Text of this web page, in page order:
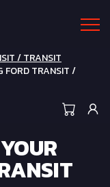
/ TRANSIT
FORD TRANSIT /